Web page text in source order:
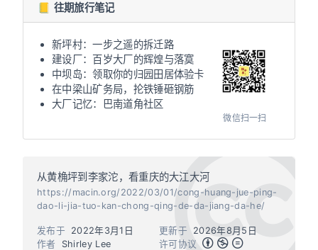
📒 往期旅行笔记
新坪村：一步之遥的拆迁路
建设厂：百岁大厂的辉煌与落寞
中坝岛：领取你的归园田居体验卡
在中梁山矿务局，抡铁锤砸钢筋
大厂记忆：巴南道角社区
微信扫一扫
从黄桷坪到李家沱，看重庆的大江大河
https://macin.org/2022/03/01/cong-huang-jue-ping-
dao-li-jia-tuo-kan-chong-qing-de-da-jiang-da-he/
作者 Shirley Lee
发布于 2022年3月1日 更新于
2026年8月5日
许可协议